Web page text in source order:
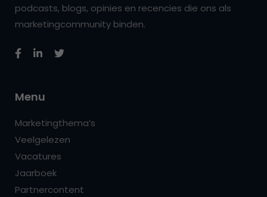
podcasts, blogs, opinies en recencies die ons als
marketingcommunity binden.
Menu
Marketingthema’s
Veelgelezen
Vacatures
Jaarboek
Partnercontent